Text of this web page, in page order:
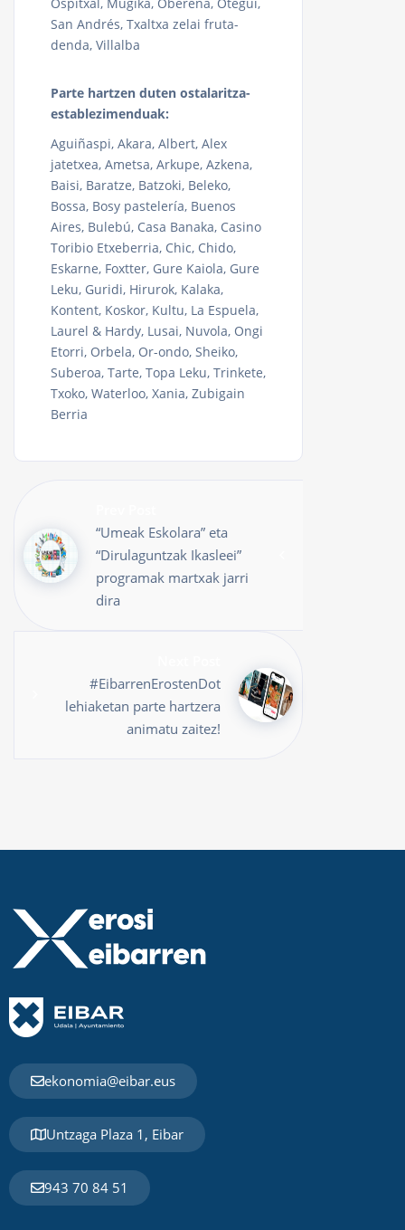
Ospitxal, Mugika, Oberena, Otegui,
San Andrés, Txaltxa zelai fruta-
denda, Villalba
Parte hartzen duten ostalaritza-
establezimenduak:
Aguiñaspi, Akara, Albert, Alex
jatetxea, Ametsa, Arkupe, Azkena,
Baisi, Baratze, Batzoki, Beleko,
Bossa, Bosy pastelería, Buenos
Aires, Bulebú, Casa Banaka, Casino
Toribio Etxeberria, Chic, Chido,
Eskarne, Foxtter, Gure Kaiola, Gure
Leku, Guridi, Hirurok, Kalaka,
Kontent, Koskor, Kultu, La Espuela,
Laurel & Hardy, Lusai, Nuvola, Ongi
Etorri, Orbela, Or-ondo, Sheiko,
Suberoa, Tarte, Topa Leku, Trinkete,
Txoko, Waterloo, Xania, Zubigain
Berria
“Umeak Eskolara” eta
“Dirulaguntzak Ikasleei”
programak martxak jarri
dira
#EibarrenErostenDot
lehiaketan parte hartzera
animatu zaitez!
ekonomia@eibar.eus
Untzaga Plaza 1, Eibar
943 70 84 51